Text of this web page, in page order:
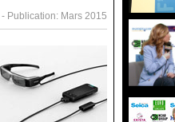
- Publication: Mars 2015